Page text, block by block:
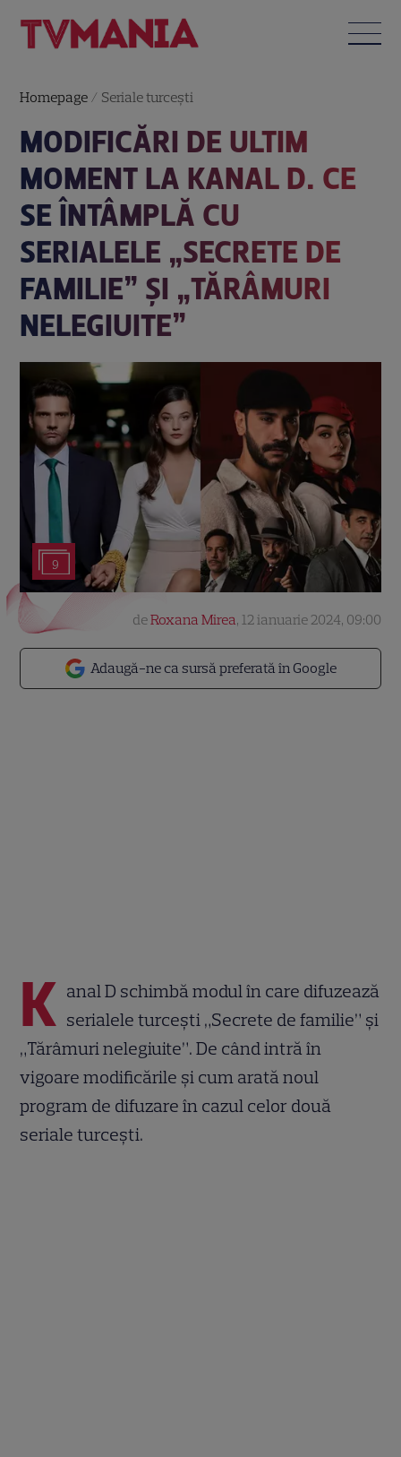
Homepage / Seriale turceşti
MODIFICĂRI DE ULTIM
MOMENT LA KANAL D. CE
SE ÎNTÂMPLĂ CU
SERIALELE „SECRETE DE
FAMILIE” ȘI „TĂRÂMURI
NELEGIUITE”
9
Adaugă-ne ca sursă preferată în Google
deRoxana Mirea, 12 ianuarie 2024, 09:00
K anal D schimbă modul în care difuzează
serialele turcești „Secrete de familie” și
„Tărâmuri nelegiuite”. De când intră în
vigoare modificările și cum arată noul
program de difuzare în cazul celor două
seriale turcești.